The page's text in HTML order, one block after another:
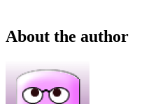
About the author